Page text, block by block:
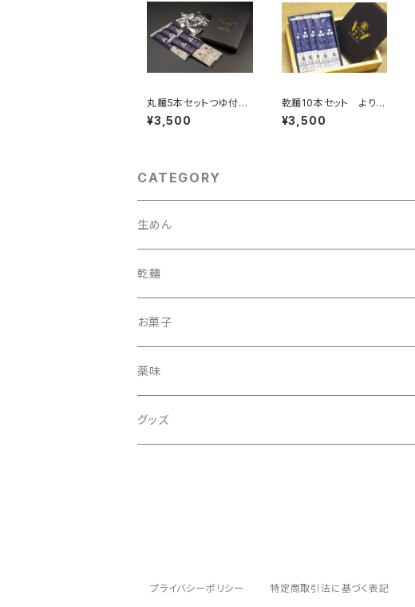
丸麺5本セットつゆ付
き (１０食分)
¥3,500
乾麺10本セット よりど
り詰め合わせ
¥3,500
CATEGORY
生めん
乾麺
丸
細まる
ひもかわ
お菓子
薬味
グッズ
プライバシーポリシー 特定商取引法に基づく表記